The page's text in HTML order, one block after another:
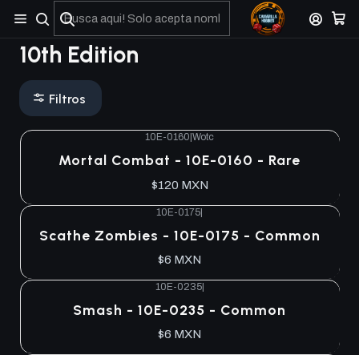
No olviden reportar sus depositos y transferencias por Whatsapp
10th Edition
Filtros
10E-0160 Wotc
Mortal Combat - 10E-0160 - Rare
$120 MXN
10E-0175|
Scathe Zombies - 10E-0175 - Common
$6 MXN
10E-0235|
Smash - 10E-0235 - Common
$6 MXN